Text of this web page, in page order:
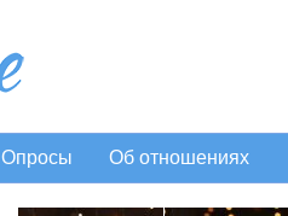
Опросы Об отношениях